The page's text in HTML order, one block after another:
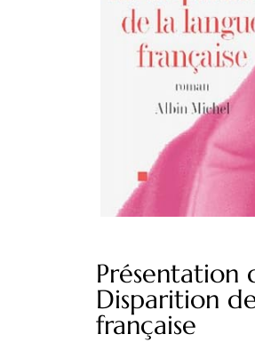
Présentation
Disparition
française